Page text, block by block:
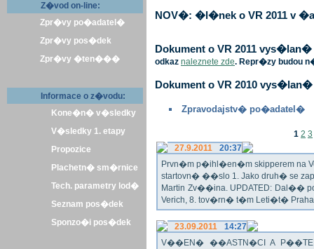
Z�vod on-line:
Zpr�vy po�adatel�
Zpr�vy pos�dek
Zpr�vy �ten���
Informace o z�vodu:
Kone�n� v�sledky
V�sledky 1. etapy
Propozice
Plachetn� sm�rnice
Tech. parametry lod�
Seznam pos�dek
Sponzo�i pos�dek
NOV�: �l�nek o VR 2011 v
Dokument o VR 2011
odkaz naleznete zde. Repr�zy budou
Dokument o VR 2010
Zpravodajstv� po�adatel�
1 2 3
27.9.2011
20:37
Prvn�m p�ihl�en�m skipperem na
startovn� ��slo 1. Jako druh� se
Martin Zv��ina. UPDATED: Dal��
Verich, 8. tov�rn� t�m Leti�t� Praha
23.09.2011
14:27
V��EN� ��ASTN�CI A